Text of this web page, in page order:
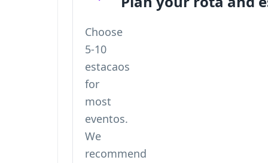
Choose
5-10
estacaos
for
most
eventos.
We
recommend